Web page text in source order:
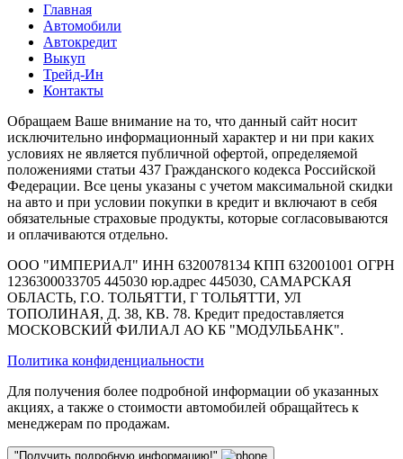
Главная
Автомобили
Автокредит
Выкуп
Трейд-Ин
Контакты
Обращаем Ваше внимание на то, что данный сайт носит
исключительно информационный характер и ни при каких
условиях не является публичной офертой, определяемой
положениями статьи 437 Гражданского кодекса Российской
Федерации. Все цены указаны с учетом максимальной скидки
на авто и при условии покупки в кредит и включают в себя
обязательные страховые продукты, которые согласовываются
и оплачиваются отдельно.
ООО "ИМПЕРИАЛ" ИНН 6320078134 КПП 632001001 ОГРН
1236300033705 445030 юр.адрес 445030, САМАРСКАЯ
ОБЛАСТЬ, Г.О. ТОЛЬЯТТИ, Г ТОЛЬЯТТИ, УЛ
ТОПОЛИНАЯ, Д. 38, КВ. 78. Кредит предоставляется
МОСКОВСКИЙ ФИЛИАЛ АО КБ "МОДУЛЬБАНК".
Политика конфиденциальности
Для получения более подробной информации об указанных
акциях, а также о стоимости автомобилей обращайтесь к
менеджерам по продажам.
"Получить подробную информацию!"